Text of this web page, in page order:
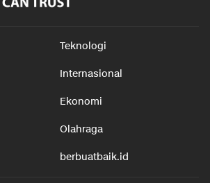
Teknologi
Internasional
Ekonomi
Olahraga
berbuatbaik.id